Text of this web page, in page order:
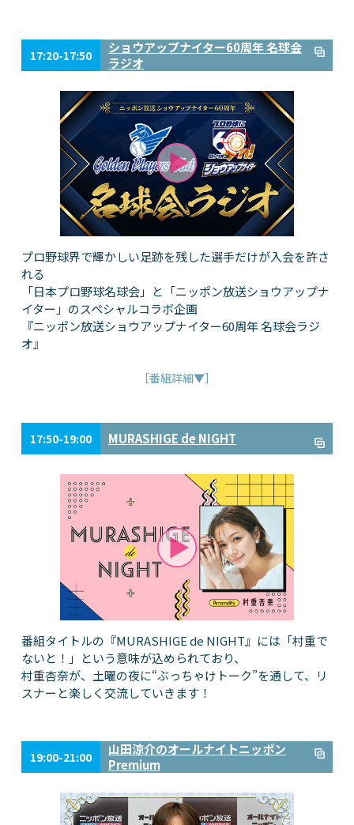
17:20-17:50
ショウアップナイター60周年 名球会
ラジオ
プロ野球界で輝かしい足跡を残した選手だけが入会を許さ
れる
「日本プロ野球名球会」と「ニッポン放送ショウアップナ
イター」のスペシャルコラボ企画
『ニッポン放送ショウアップナイター60周年 名球会ラジ
オ』
［番組詳細▼］
17:50-19:00 MURASHIGE de NIGHT
番組タイトルの『MURASHIGE de NIGHT』には「村重で
ないと！」という意味が込められており、
村重杏奈が、土曜の夜に“ぶっちゃけトーク”を通して、リ
スナーと楽しく交流していきます！
19:00-21:00
山田涼介のオールナイトニッポン
Premium